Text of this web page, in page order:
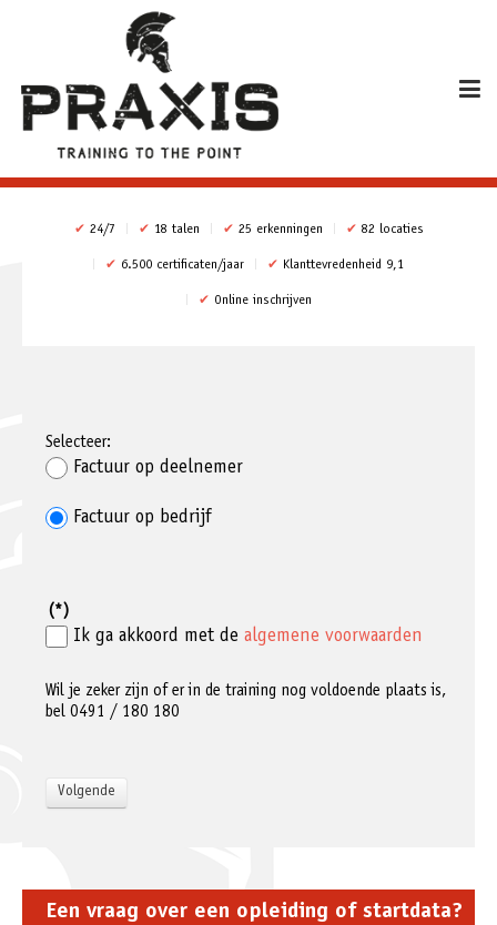
✔ 24/7 ✔ 18 talen ✔ 25 erkenningen ✔ 82 locaties
✔ 6.500 certificaten/jaar ✔ Klanttevredenheid 9,1
✔ Online inschrijven
Selecteer:
Factuur op deelnemer
Factuur op bedrijf
(*)
Ik ga akkoord met de algemene voorwaarden
Wil je zeker zijn of er in de training nog voldoende plaats is,
bel 0491 / 180 180
Een vraag over een opleiding of startdata?